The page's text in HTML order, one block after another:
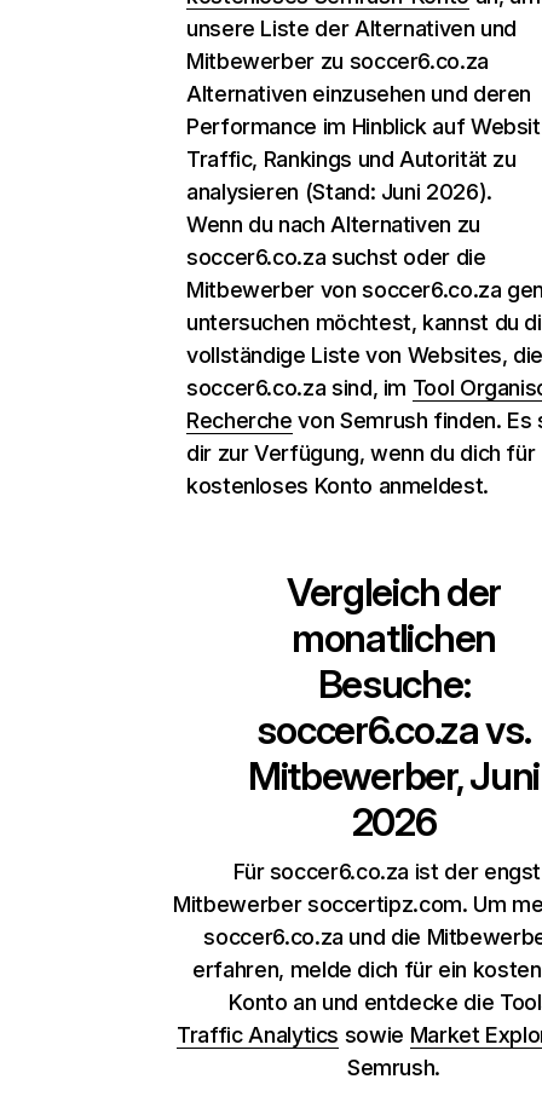
unsere Liste der Alternativen und
Mitbewerber zu soccer6.co.za
Alternativen einzusehen und deren
Performance im Hinblick auf
Traffic, Rankings und Autorität zu
analysieren (Stand: Juni 2026).
Wenn du nach Alternativen zu
soccer6.co.za suchst oder die
Mitbewerber von soccer6.co.za
untersuchen möchtest, kannst du
vollständige Liste von Websites,
soccer6.co.za sind, im Tool
Recherche von Semrush finden. Es
dir zur Verfügung, wenn du dich für
kostenloses Konto anmeldest.
Vergleich der
monatlichen
Besuche:
soccer6.co.zavs.
Mitbewerber, Juni
2026
Für soccer6.co.za ist der
Mitbewerber soccertipz.com. Um
soccer6.co.za und die
erfahren, melde dich für ein
Konto an und entdecke die
Traffic Analytics sowie Market
Semrush.